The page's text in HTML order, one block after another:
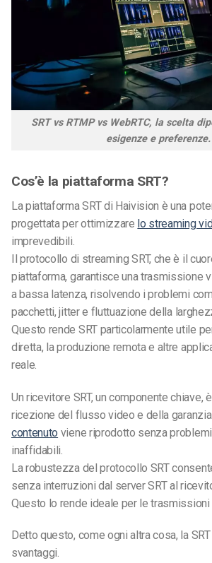
SRT vs RTMP vs WebRTC, la scelta
esigenze e preferenze.
Cos’è la piattaforma SRT?
La piattaforma SRT di Haivision è una
progettata per ottimizzare lo streaming
imprevedibili.
Il protocollo di streaming SRT, che è il
piattaforma, garantisce una trasmissione
a bassa latenza, risolvendo i problemi
pacchetti, jitter e fluttuazione della
Questo rende SRT particolarmente utile
diretta, la produzione remota e altre
reale.
Un ricevitore SRT, un componente chiave,
ricezione del flusso video e della
contenuto viene riprodotto senza
inaffidabili.
La robustezza del protocollo SRT
senza interruzioni dal server SRT al
Questo lo rende ideale per le trasmissioni
Detto questo, come ogni altra cosa, la
svantaggi.